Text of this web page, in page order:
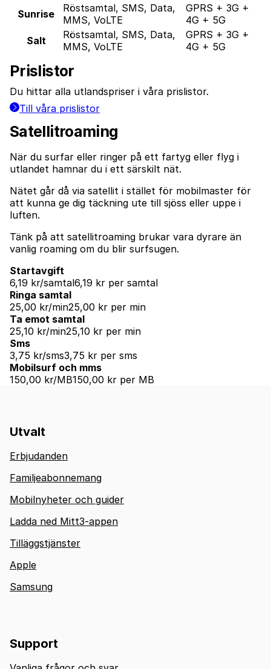
Sunrise
Röstsamtal, SMS, Data,
MMS, VoLTE
GPRS + 3G +
4G + 5G
Salt
Röstsamtal, SMS, Data,
MMS, VoLTE
GPRS + 3G +
4G + 5G
Prislistor
Du hittar alla utlandspriser i våra prislistor.
Till våra prislistor
Satellitroaming
När du surfar eller ringer på ett fartyg eller flyg i
utlandet hamnar du i ett särskilt nät.
Nätet går då via satellit i stället för mobilmaster för
att kunna ge dig täckning ute till sjöss eller uppe i
luften.
Tänk på att satellitroaming brukar vara dyrare än
vanlig roaming om du blir surfsugen.
Startavgift
6,19 kr/samtal6,19 kr per samtal
Ringa samtal
25,00 kr/min25,00 kr per min
Ta emot samtal
25,10 kr/min25,10 kr per min
Sms
3,75 kr/sms3,75 kr per sms
Mobilsurf och mms
150,00 kr/MB150,00 kr per MB
Utvalt
Erbjudanden
Familjeabonnemang
Mobilnyheter och guider
Ladda ned Mitt3-appen
Tilläggstjänster
Apple
Samsung
Support